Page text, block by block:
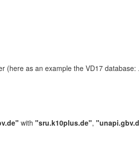
as an example the VD17
with "sru.k10plus.de",